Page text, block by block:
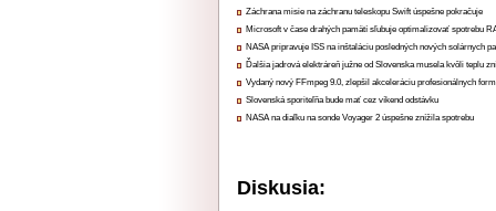
Záchrana misie na záchranu teleskopu Swift úspešne pokračuje
Microsoft v čase drahých pamätí sľubuje optimalizovať spotrebu
NASA pripravuje ISS na inštaláciu posledných nových solárnych
Ďalšia jadrová elektráreň južne od Slovenska musela kvôli teplu
Vydaný nový FFmpeg 9.0, zlepšil akceleráciu profesionálnych
Slovenská sporiteľňa bude mať cez víkend odstávku
NASA na diaľku na sonde Voyager 2 úspešne znížila spotrebu
Diskusia: